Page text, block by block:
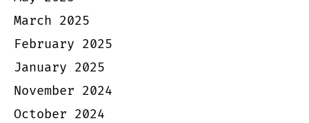
March 2025
February 2025
January 2025
November 2024
October 2024